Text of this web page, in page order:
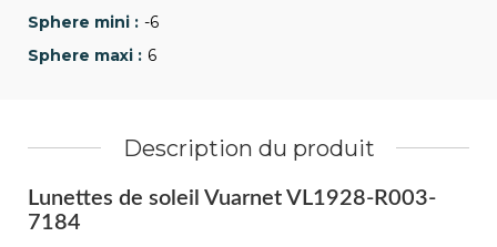
-6
6
Description du produit
Lunettes de soleil Vuarnet VL1928-R003-
7184